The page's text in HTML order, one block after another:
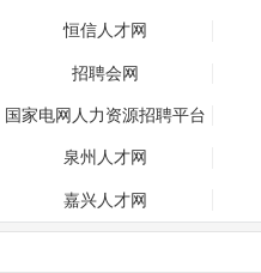
恒信人才网
招聘会网
国家电网人力资源招聘平台
泉州人才网
嘉兴人才网